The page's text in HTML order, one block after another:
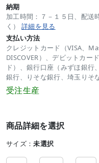
納期
加工時間：７－１５日、配
く） 詳細を見る
支払い方法
クレジットカード（VISA、
DISCOVER）、デビットカー
ド）、銀行口座（みずほ銀行
銀行、りそな銀行、埼玉りそ
受注生産
商品詳細を選択
サイズ：未選択